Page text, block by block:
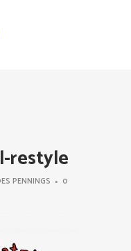
restyle
PENNINGS
0